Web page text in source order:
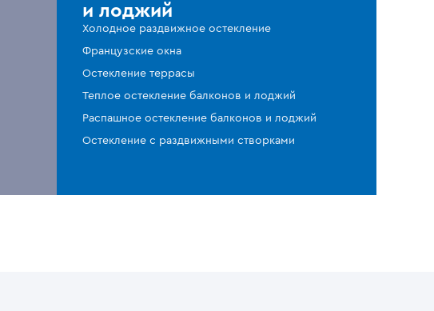
и лоджий
Холодное раздвижное остекление
Французские окна
Остекление террасы
Теплое остекление балконов и лоджий
Распашное остекление балконов и лоджий
Остекление с раздвижными створками